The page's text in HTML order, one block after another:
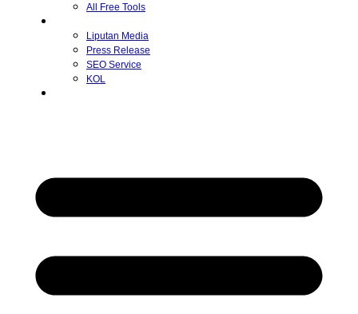
All Free Tools
Liputan Media
Press Release
SEO Service
KOL